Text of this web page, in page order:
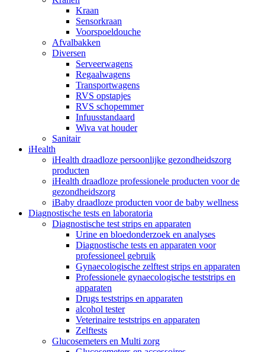
Kraan
Sensorkraan
Voorspoeldouche
Afvalbakken
Diversen
Serveerwagens
Regaalwagens
Transportwagens
RVS opstapjes
RVS schopemmer
Infuusstandaard
Wiva vat houder
Sanitair
iHealth
iHealth draadloze persoonlijke gezondheidszorg
producten
iHealth draadloze professionele producten voor de
gezondheidszorg
iBaby draadloze producten voor de baby wellness
Diagnostische tests en laboratoria
Diagnostische test strips en apparaten
Urine en bloedonderzoek en analyses
Diagnostische tests en apparaten voor
professioneel gebruik
Gynaecologische zelftest strips en apparaten
Professionele gynaecologische teststrips en
apparaten
Drugs teststrips en apparaten
alcohol tester
Veterinaire teststrips en apparaten
Zelftests
Glucosemeters en Multi zorg